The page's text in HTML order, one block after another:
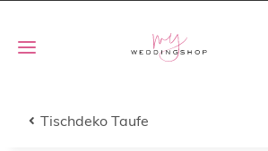
Tischdeko Taufe